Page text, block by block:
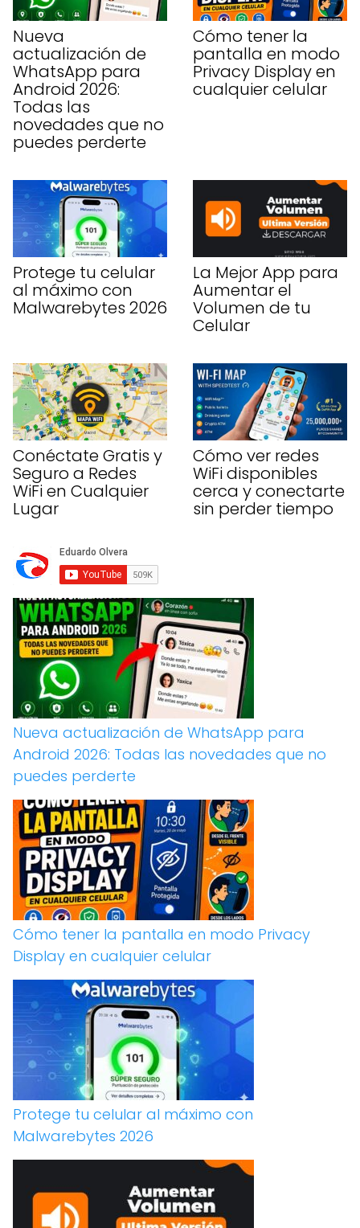
Nueva
actualización de
WhatsApp para
Android 2026:
Todas las
novedades que no
puedes perderte
Cómo tener la
pantalla en modo
Privacy Display en
cualquier celular
Protege tu celular
al máximo con
Malwarebytes 2026
La Mejor App para
Aumentar el
Volumen de tu
Celular
Conéctate Gratis y
Seguro a Redes
WiFi en Cualquier
Lugar
Cómo ver redes
WiFi disponibles
cerca y conectarte
sin perder tiempo
Nueva actualización de WhatsApp para
Android 2026: Todas las novedades que no
puedes perderte
Cómo tener la pantalla en modo Privacy
Display en cualquier celular
Protege tu celular al máximo con
Malwarebytes 2026